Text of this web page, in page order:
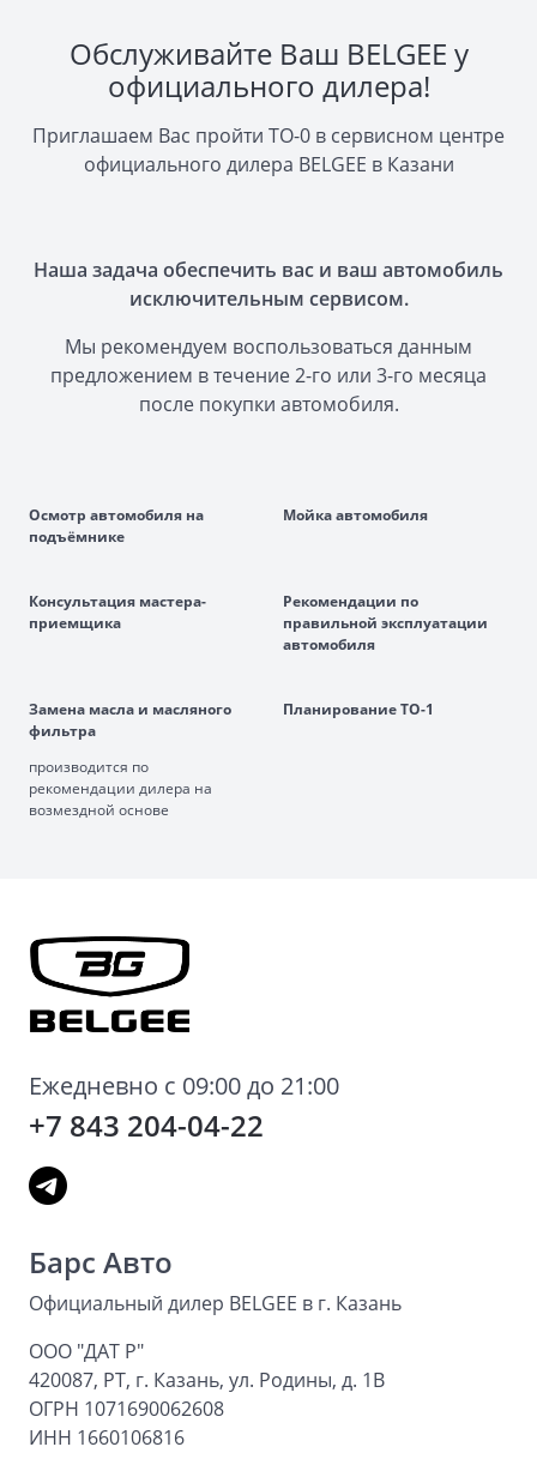
Обслуживайте Ваш BELGEE у
официального дилера!
Приглашаем Вас пройти ТО-0 в сервисном центре
официального дилера BELGEE в Казани
Наша задача обеспечить вас и ваш автомобиль
исключительным сервисом.
Мы рекомендуем воспользоваться данным
предложением в течение 2-го или 3-го месяца
после покупки автомобиля.
Осмотр автомобиля на
подъёмнике
Мойка автомобиля
Консультация мастера-
приемщика
Рекомендации по
правильной эксплуатации
автомобиля
Замена масла и масляного
фильтра
производится по
рекомендации дилера на
возмездной основе
Планирование ТО-1
Ежедневно с 09:00 до 21:00
+7 843 204-04-22
Барс Авто
Официальный дилер BELGEE в г. Казань
ООО "ДАТ Р"
420087, РТ, г. Казань, ул. Родины, д. 1В
ОГРН 1071690062608
ИНН 1660106816